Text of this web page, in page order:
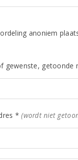
anoniem
gewenste, getoonde
*(wordt niet